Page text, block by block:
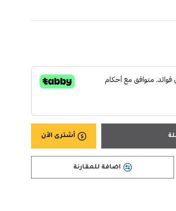
أشترى الأن
اضافة للمقارنة